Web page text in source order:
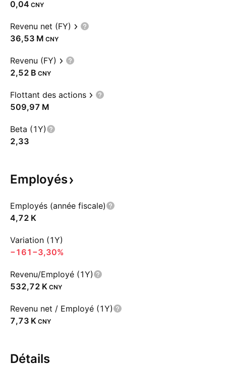
0,04 CNY
Revenu net (FY)
‪36,53 M‬ CNY
Revenu (FY)
‪2,52 B‬ CNY
Flottant des actions
‪509,97 M‬
Beta (1Y)
2,33
Employés
Employés (année fiscale)
‪4,72 K‬
Variation (1Y)
−161 −3,30%
Revenu/Employé (1Y)
‪532,72 K‬ CNY
Revenu net / Employé (1Y)
‪7,73 K‬ CNY
Détails